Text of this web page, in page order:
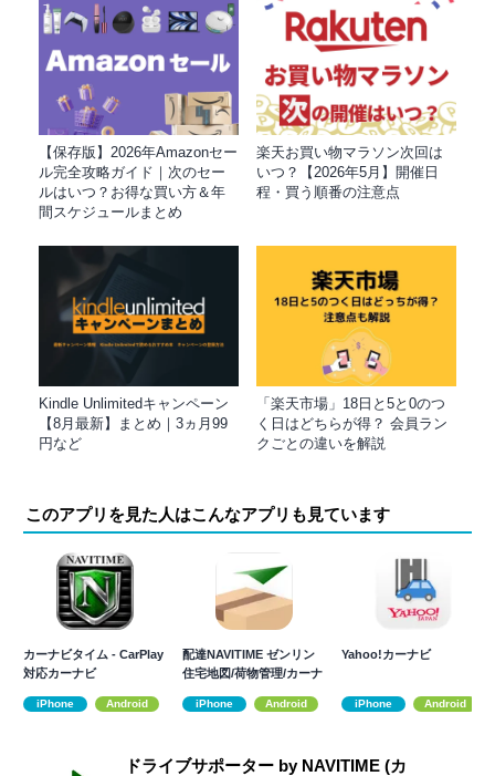
【保存版】2026年Amazonセー
ル完全攻略ガイド｜次のセー
ルはいつ？お得な買い方＆年
間スケジュールまとめ
楽天お買い物マラソン次回は
いつ？【2026年5月】開催日
程・買う順番の注意点
Kindle Unlimitedキャンペーン
【8月最新】まとめ｜3ヵ月99
円など
「楽天市場」18日と5と0のつ
く日はどちらが得？ 会員ラン
クごとの違いを解説
このアプリを見た人はこんなアプリも見ています
カーナビタイム - CarPlay
対応カーナビ
iPhone Android
配達NAVITIME ゼンリン
住宅地図/荷物管理/カーナ
iPhone Android
Yahoo!カーナビ
iPhone Android
ドライブサポーター by NAVITIME (カ